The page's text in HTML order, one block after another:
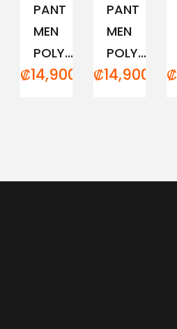
PANT
MEN
POLY...
₡14,900.00
PANT
MEN
POLY...
₡14,900.00₡